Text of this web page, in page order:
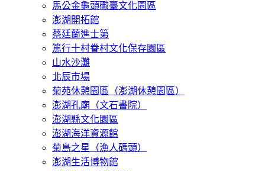
馬公金龜頭礮臺文化園區
澎湖開拓館
蔡廷蘭進士第
篤行十村眷村文化保存園區
山水沙灘
北辰市場
菊苑休憩園區（澎湖休憩園區）
澎湖孔廟（文石書院）
澎湖縣文化園區
澎湖海洋資源館
菊島之星（漁人碼頭）
澎湖生活博物館